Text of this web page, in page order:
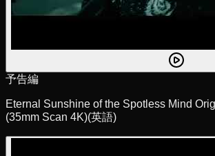
予告編
Eternal Sunshine of the Spotless Mind
(35mm Scan 4K)(英語)